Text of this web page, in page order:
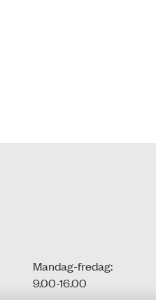
Mandag-fredag:
9.00-16.00​